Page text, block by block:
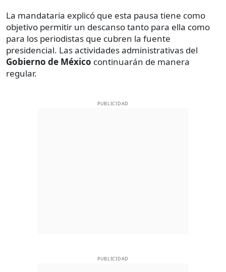
La mandataria explicó que esta pausa tiene como
objetivo permitir un descanso tanto para ella como
para los periodistas que cubren la fuente
presidencial. Las actividades administrativas del
Gobierno de México continuarán de manera
regular.
PUBLICIDAD
PUBLICIDAD